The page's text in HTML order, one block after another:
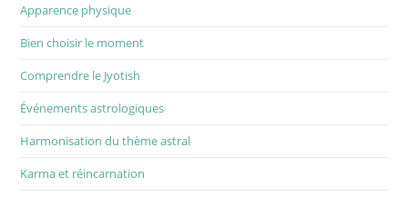
Apparence physique
Bien choisir le moment
Comprendre le Jyotish
Événements astrologiques
Harmonisation du thème astral
Karma et réincarnation